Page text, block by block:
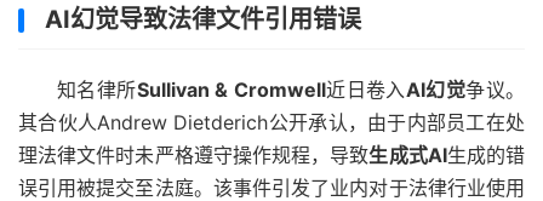
AI幻觉导致法律文件引用错误
知名律所Sullivan & Cromwell近日卷入AI幻觉争议。
其合伙人Andrew Dietderich公开承认，由于内部员工在处
理法律文件时未严格遵守操作规程，导致生成式AI生成的错
误引用被提交至法庭。该事件引发了业内对于法律行业使用